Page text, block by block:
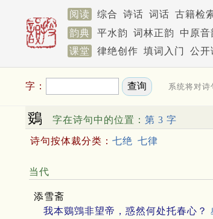
阅读 综合 诗话 词话 古籍检
韵典
平水韵 词林正韵 中原音
课堂
律绝创作 填词入门 公开
字： 系统将对诗
鵎 字在诗句中的位置： 第 3 字
诗句按体裁分类： 七绝 七律
当代
添雪斋
我本鵎鵼非望帝，惑然何处托春心？